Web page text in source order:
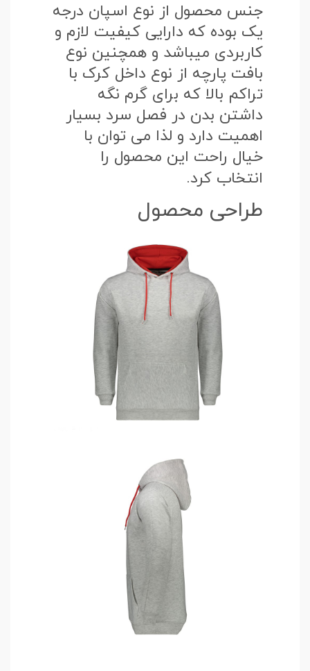
جنس محصول از نوع اسپان درجه
یک بوده که دارایی کیفیت لازم و
کاربردی میباشد و همچنین نوع
بافت پارچه از نوع داخل کرک با
تراکم بالا که برای گرم نگه
داشتن بدن در فصل سرد بسیار
اهمیت دارد و لذا می توان با
خیال راحت این محصول را
انتخاب کرد.
طراحی محصول